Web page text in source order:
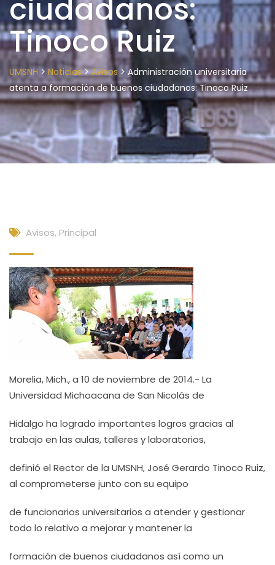
ciudadanos:
Tinoco Ruiz
UMSNH > Noticias>Avisos > Administración universitaria
atenta a formación de buenos ciudadanos: Tinoco Ruiz
Avisos, Principal
Morelia, Mich., a 10 de noviembre de 2014.- La
Universidad Michoacana de San Nicolás de
Hidalgo ha logrado importantes logros gracias al
trabajo en las aulas, talleres y laboratorios,
definió el Rector de la UMSNH, José Gerardo Tinoco Ruiz,
al comprometerse junto con su equipo
de funcionarios universitarios a atender y gestionar
todo lo relativo a mejorar y mantener la
formación de buenos ciudadanos así como un